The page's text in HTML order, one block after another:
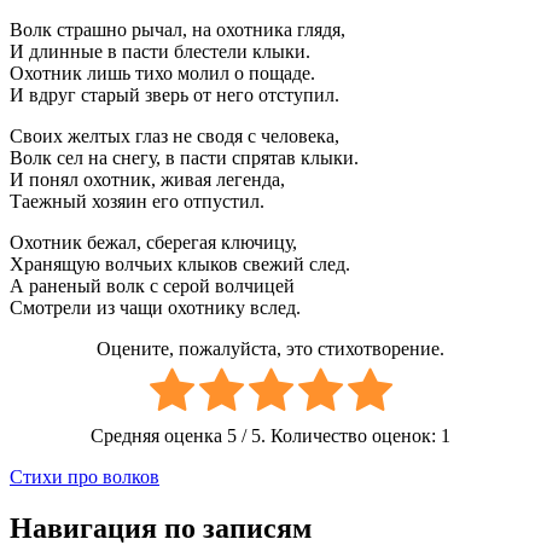
Волк страшно рычал, на охотника глядя,
И длинные в пасти блестели клыки.
Охотник лишь тихо молил о пощаде.
И вдруг старый зверь от него отступил.
Своих желтых глаз не сводя с человека,
Волк сел на снегу, в пасти спрятав клыки.
И понял охотник, живая легенда,
Таежный хозяин его отпустил.
Охотник бежал, сберегая ключицу,
Хранящую волчьих клыков свежий след.
А раненый волк с серой волчицей
Смотрели из чащи охотнику вслед.
Оцените, пожалуйста, это стихотворение.
Средняя оценка 5 / 5. Количество оценок: 1
Стихи про волков
Навигация по записям